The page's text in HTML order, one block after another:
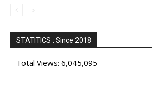
STATITICS : Since 2018
Total Views: 6,045,095